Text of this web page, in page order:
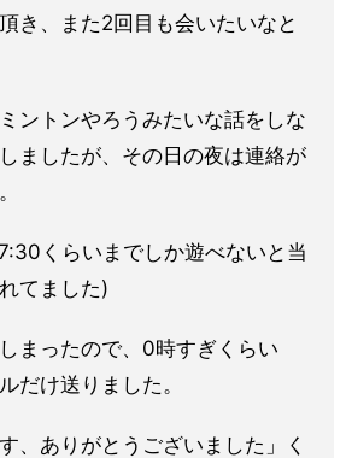
き、また2回目も会いたいなと
ントンやろうみたいな話をしな
ましたが、その日の夜は連絡が
くらいまでしか遊べないと当
てました)
まったので、0時すぎくらい
だけ送りました。
、ありがとうございました」く